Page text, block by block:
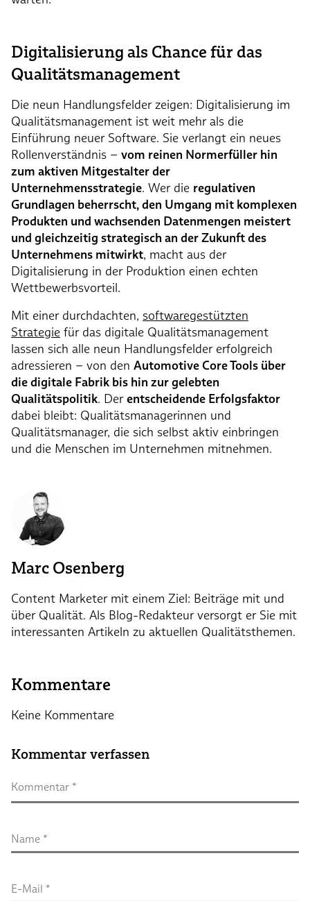
Digitalisierung als Chance für das
Qualitätsmanagement
Die neun Handlungsfelder zeigen: Digitalisierung im
Qualitätsmanagement ist weit mehr als die
Einführung neuer Software. Sie verlangt ein neues
Rollenverständnis – vom reinen Normerfüller hin
zum aktiven Mitgestalter der
Unternehmensstrategie. Wer die regulativen
Grundlagen beherrscht, den Umgang mit komplexen
Produkten und wachsenden Datenmengen meistert
und gleichzeitig strategisch an der Zukunft des
Unternehmens mitwirkt, macht aus der
Digitalisierung in der Produktion einen echten
Wettbewerbsvorteil.
Mit einer durchdachten, softwaregestützten
Strategie für das digitale Qualitätsmanagement
lassen sich alle neun Handlungsfelder erfolgreich
adressieren – von den Automotive Core Tools über
die digitale Fabrik bis hin zur gelebten
Qualitätspolitik. Derentscheidende Erfolgsfaktor
dabei bleibt: Qualitätsmanagerinnen und
Qualitätsmanager, die sich selbst aktiv einbringen
und die Menschen im Unternehmen mitnehmen.
Marc Osenberg
Content Marketer mit einem Ziel: Beiträge mit und
über Qualität. Als Blog-Redakteur versorgt er Sie mit
interessanten Artikeln zu aktuellen Qualitätsthemen.
Kommentare
Keine Kommentare
Kommentar verfassen
Name *
Kommentar *
E-Mail *